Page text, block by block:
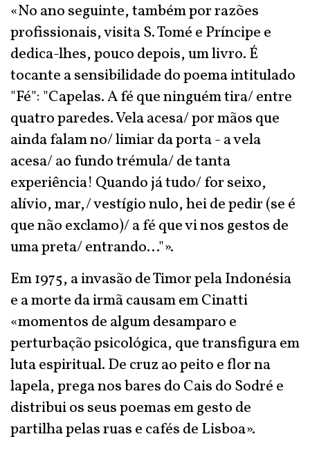
«No ano seguinte, também por razões
profissionais, visita S. Tomé e Príncipe e
dedica-lhes, pouco depois, um livro. É
tocante a sensibilidade do poema intitulado
"Fé": "Capelas. A fé que ninguém tira/ entre
quatro paredes. Vela acesa/ por mãos que
ainda falam no/ limiar da porta - a vela
acesa/ ao fundo trémula/ de tanta
experiência! Quando já tudo/ for seixo,
alívio, mar,/ vestígio nulo, hei de pedir (se é
que não exclamo)/ a fé que vi nos gestos de
uma preta/ entrando..."».
Em 1975, a invasão de Timor pela Indonésia
e a morte da irmã causam em Cinatti
«momentos de algum desamparo e
perturbação psicológica, que transfigura em
luta espiritual. De cruz ao peito e flor na
lapela, prega nos bares do Cais do Sodré e
distribui os seus poemas em gesto de
partilha pelas ruas e cafés de Lisboa».